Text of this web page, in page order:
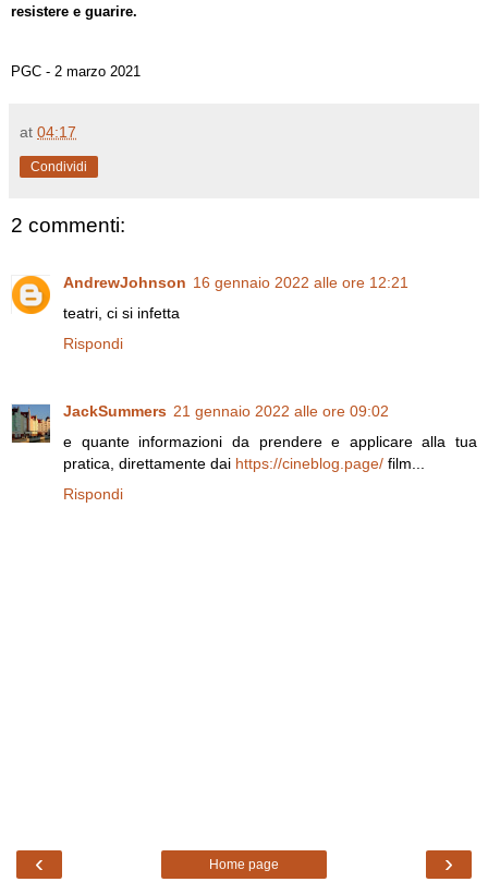
resistere e guarire.
PGC - 2 marzo 2021
at 04:17
Condividi
2 commenti:
AndrewJohnson 16 gennaio 2022 alle ore 12:21
teatri, ci si infetta
Rispondi
JackSummers 21 gennaio 2022 alle ore 09:02
e quante informazioni da prendere e applicare alla tua
pratica, direttamente dai https://cineblog.page/ film...
Rispondi
‹ ›
Home page